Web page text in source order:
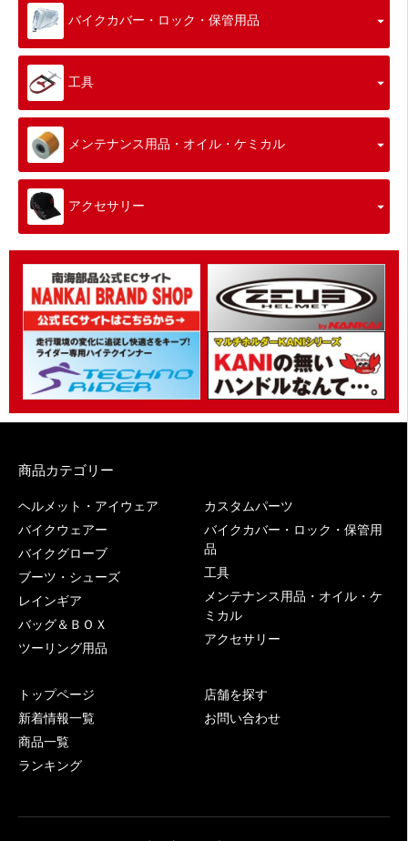
バイクカバー・ロック・保管用品
工具
メンテナンス用品・オイル・ケミカル
アクセサリー
商品カテゴリー
ヘルメット・アイウェア
バイクウェアー
バイクグローブ
ブーツ・シューズ
レインギア
バッグ＆ＢＯＸ
ツーリング用品
カスタムパーツ
バイクカバー・ロック・保管用
品
工具
メンテナンス用品・オイル・ケ
ミカル
アクセサリー
トップページ
新着情報一覧
商品一覧
ランキング
店舗を探す
お問い合わせ